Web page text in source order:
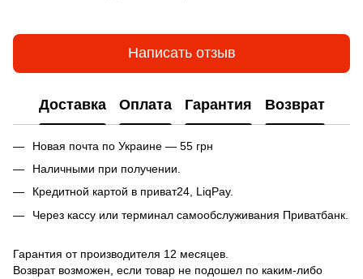
Написать отзыв
Доставка Оплата Гарантия Возврат
Новая почта по Украине — 55 грн
Наличными при получении.
Кредитной картой в приват24, LiqPay.
Через кассу или терминал самообслуживания Приватбанк.
Гарантия от производителя 12 месяцев.
Возврат возможен, если товар не подошел по каким-либо